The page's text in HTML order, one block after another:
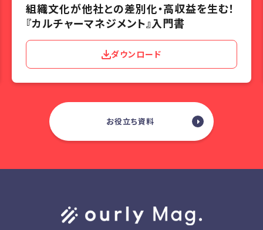
組織文化が他社との差別化・高収益を生む！
『カルチャーマネジメント』入門書
ダウンロード
お役立ち資料